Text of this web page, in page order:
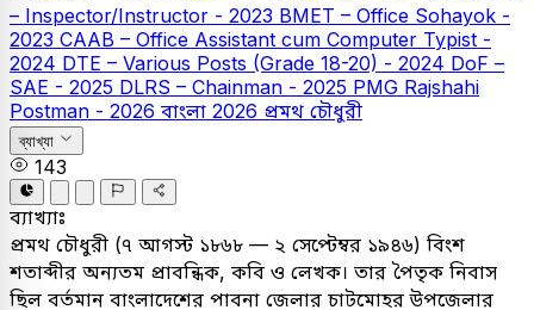
– Inspector/Instructor - 2023 BMET – Office Sohayok -
2023 CAAB – Office Assistant cum Computer Typist -
2024 DTE – Various Posts (Grade 18-20) - 2024 DoF –
SAE - 2025 DLRS – Chainman - 2025 PMG Rajshahi
Postman - 2026 বাংলা 2026 প্রমথ চৌধুরী
ব্যাখ্যা
143
ব্যাখ্যাঃ
প্রমথ চৌধুরী (৭ আগস্ট ১৮৬৮ — ২ সেপ্টেম্বর ১৯৪৬) বিংশ
শতাব্দীর অন্যতম প্রাবন্ধিক, কবি ও লেখক। তার পৈতৃক নিবাস
ছিল বর্তমান বাংলাদেশের পাবনা জেলার চাটমোহর উপজেলার